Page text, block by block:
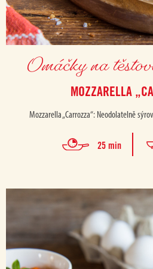
Omáčky na
MOZZARELLA
Mozzarella „Carrozza“: Neodolatelně
25 min